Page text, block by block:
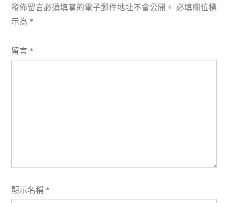
發佈留言必須填寫的電子郵件地址不會公開。 必填欄位標
示為 *
留言 *
顯示名稱 *